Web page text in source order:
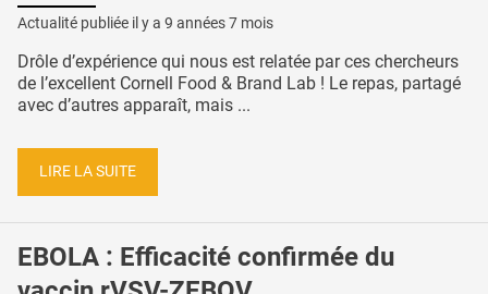
Actualité publiée il y a 9 années 7 mois
Drôle d’expérience qui nous est relatée par ces chercheurs
de l’excellent Cornell Food & Brand Lab ! Le repas, partagé
avec d’autres apparaît, mais ...
LIRE LA SUITE
EBOLA : Efficacité confirmée du